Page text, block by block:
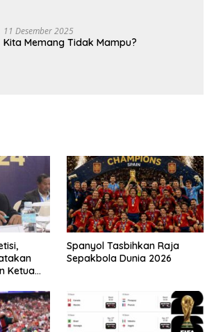
11 Desember 2025
Kita Memang Tidak Mampu?
Ketua
Spanyol Tasbihkan Raja
Sepakbola Dunia 2026